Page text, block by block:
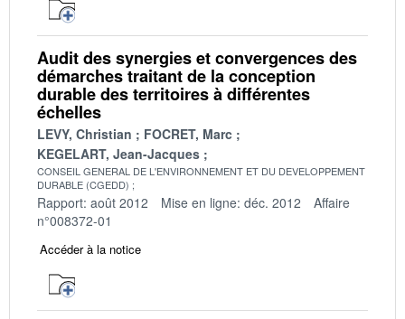
Audit des synergies et convergences des
démarches traitant de la conception
durable des territoires à différentes
échelles
LEVY, Christian
FOCRET, Marc
KEGELART, Jean-Jacques
CONSEIL GENERAL DE L'ENVIRONNEMENT ET DU DEVELOPPEMENT
DURABLE (CGEDD)
Rapport: août 2012 Mise en ligne: déc. 2012
Affaire
n°008372-01
Accéder à la notice